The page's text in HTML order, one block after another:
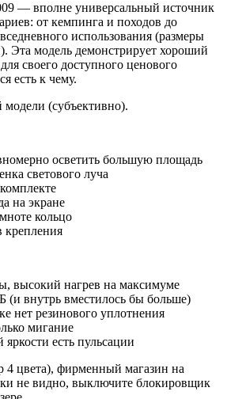
— вполне универсальный источник
от кемпинга и походов до
использования (размеры
Эта модель демонстрирует хороший
своего доступного ценового
есть к чему.
(субъективно).
осветить большую площадь
светового луча
на экране
кольцо
крепления
высокий нагрев на максимуме
внутрь вместилось бы больше)
нет резинового уплотнения
мигание
есть пульсации
4 цвета), фирменный магазин на
не видно, выключите блокировщик